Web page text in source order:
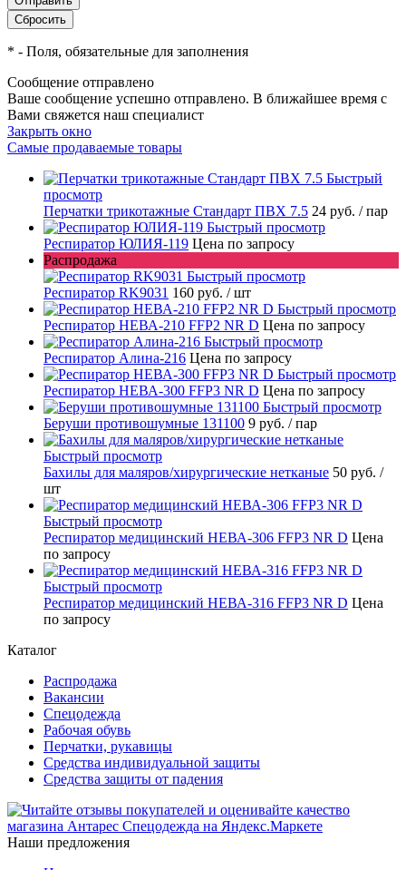
* - Поля, обязательные для заполнения
Сообщение отправлено
Ваше сообщение успешно отправлено. В ближайшее время с
Вами свяжется наш специалист
Закрыть окно
Самые продаваемые товары
Быстрый
просмотр
Перчатки трикотажные Стандарт ПВХ 7.5 24 руб. / пар
Быстрый просмотр
Респиратор ЮЛИЯ-119 Цена по запросу
Распродажа
Быстрый просмотр
Респиратор RK9031 160 руб. / шт
Быстрый просмотр
Респиратор НЕВА-210 FFP2 NR D Цена по запросу
Быстрый просмотр
Респиратор Алина-216 Цена по запросу
Быстрый просмотр
Респиратор НЕВА-300 FFP3 NR D Цена по запросу
Быстрый просмотр
Беруши противошумные 131100 9 руб. / пар
Быстрый просмотр
Бахилы для маляров/хирургические нетканые 50 руб. /
шт
Быстрый просмотр
Респиратор медицинский НЕВА-306 FFP3 NR D Цена
по запросу
Быстрый просмотр
Респиратор медицинский НЕВА-316 FFP3 NR D Цена
по запросу
Каталог
Распродажа
Вакансии
Спецодежда
Рабочая обувь
Перчатки, рукавицы
Средства индивидуальной защиты
Средства защиты от падения
Наши предложения